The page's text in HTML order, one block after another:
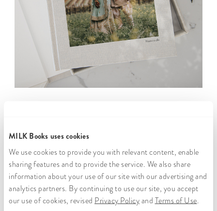
MILK Books uses cookies
We use cookies to provide you with relevant content, enable
sharing features and to provide the service. We also share
information about your use of our site with our advertising and
analytics partners. By continuing to use our site, you accept
our use of cookies, revised Privacy Policyand Terms of Use.
Almacenamiento
seguro
Envío al
mundo
Más de
300.000
Promesa
de